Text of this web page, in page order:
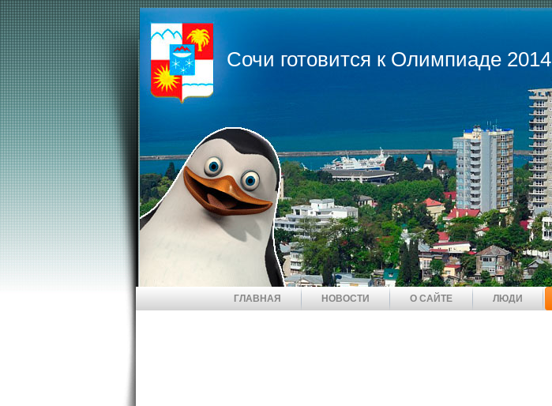
Сочи готовится к Олимпиаде 2014
ГЛАВНАЯ НОВОСТИ О САЙТЕ ЛЮДИ